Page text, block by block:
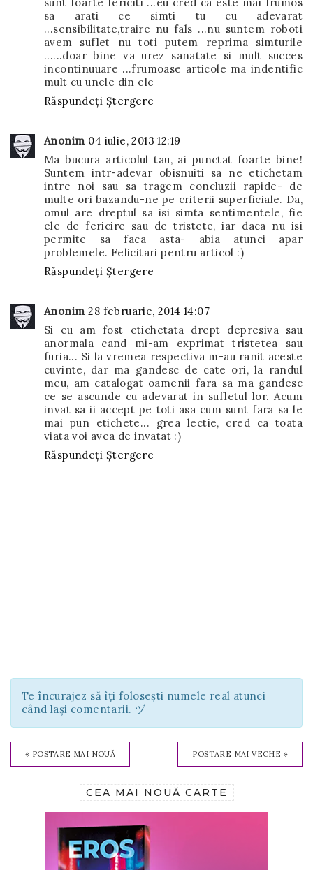
sa arati ce simti tu cu adevarat
...sensibilitate,traire nu fals ...nu suntem roboti
avem suflet nu toti putem reprima simturile
......doar bine va urez sanatate si mult succes
incontinuuare ...frumoase articole ma indentific
mult cu unele din ele
Răspundeți Ștergere
Anonim 04 iulie, 2013 12:19
Ma bucura articolul tau, ai punctat foarte bine!
Suntem intr-adevar obisnuiti sa ne etichetam
intre noi sau sa tragem concluzii rapide- de
multe ori bazandu-ne pe criterii superficiale. Da,
omul are dreptul sa isi simta sentimentele, fie
ele de fericire sau de tristete, iar daca nu isi
permite sa faca asta- abia atunci apar
problemele. Felicitari pentru articol :)
Răspundeți Ștergere
Anonim 28 februarie, 2014 14:07
Si eu am fost etichetata drept depresiva sau
anormala cand mi-am exprimat tristetea sau
furia... Si la vremea respectiva m-au ranit aceste
cuvinte, dar ma gandesc de cate ori, la randul
meu, am catalogat oamenii fara sa ma gandesc
ce se ascunde cu adevarat in sufletul lor. Acum
invat sa ii accept pe toti asa cum sunt fara sa le
mai pun etichete... grea lectie, cred ca toata
viata voi avea de invatat :)
Răspundeți Ștergere
Te încurajez să îți folosești numele real atunci
când lași comentarii. ヅ
« POSTARE MAI NOUĂ POSTARE MAI VECHE »
CEA MAI NOUĂ CARTE